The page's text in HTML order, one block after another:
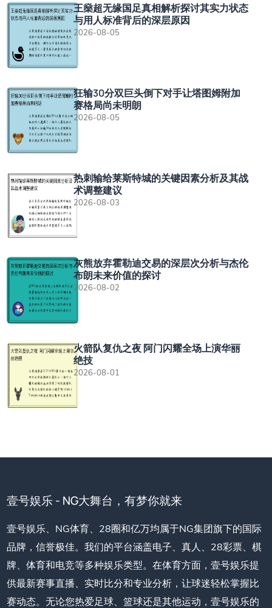
王燊超无缘国足真相解析探讨其实力状态
与用人标准背后的深层原因
2026-08-05
狂输30分双巨头倒下对手让塔图姆附加
赛格局尚未明朗
2026-08-05
热刺输给莱斯特城的关键因素分析及其战
术调整建议
2026-08-03
灰熊放弃霍勒迪交易的深层次分析与杰伦
布朗未来价值的探讨
2026-08-02
火箭队复仇之夜 阿门闪耀全场上演华丽
绝技
2026-08-01
壹号娱乐 - NG大舞台，有梦你就来
壹号娱乐、NG体育、28圈和亿万均属于NG集团旗下的国际
品牌，信誉极佳。我们的平台涵盖电子、真人、28彩票、棋
牌、体育和电竞等多种娱乐类型。在体育方面，壹号娱乐提
供最新赛事直播、实时比分和专业分析，让球迷轻松掌握比
赛动态。无论您热爱足球、篮球还是其他运动，壹号娱乐的